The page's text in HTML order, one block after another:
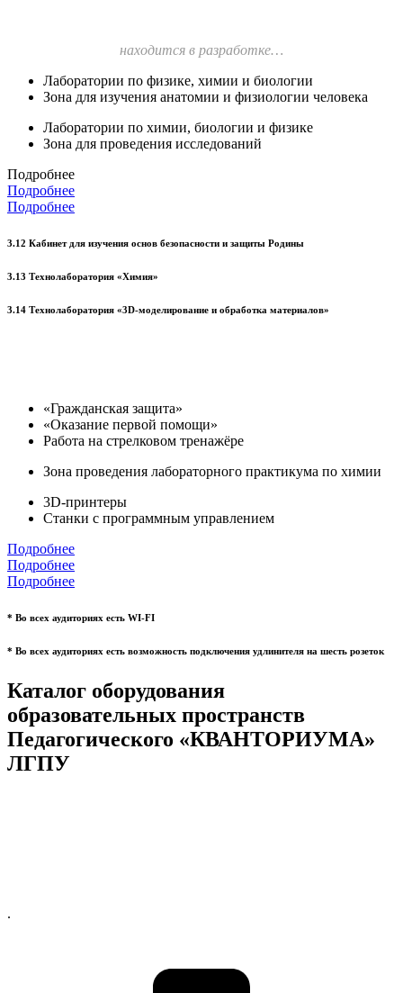
находится в разработке…
Лаборатории по физике, химии и биологии
Зона для изучения анатомии и физиологии человека
Лаборатории по химии, биологии и физике
Зона для проведения исследований
Подробнее
Подробнее
Подробнее
3.12 Кабинет для изучения основ безопасности и защиты Родины
3.13 Технолаборатория «Химия»
3.14 Технолаборатория «3D-моделирование и обработка материалов»
«Гражданская защита»
«Оказание первой помощи»
Работа на стрелковом тренажёре
Зона проведения лабораторного практикума по химии
3D-принтеры
Станки с программным управлением
Подробнее
Подробнее
Подробнее
* Во всех аудиториях есть WI-FI
* Во всех аудиториях есть возможность подключения удлинителя на шесть розеток
Каталог оборудования
образовательных пространств
Педагогического «КВАНТОРИУМА»
ЛГПУ
.